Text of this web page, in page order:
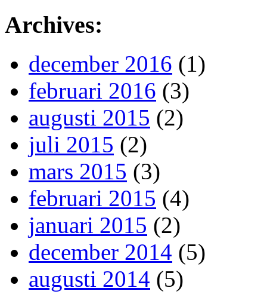
Archives:
december 2016 (1)
februari 2016 (3)
augusti 2015 (2)
juli 2015 (2)
mars 2015 (3)
februari 2015 (4)
januari 2015 (2)
december 2014 (5)
augusti 2014 (5)